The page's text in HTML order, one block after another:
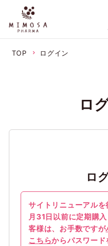
TOP ログイン
ロ
ロ
サイトリニューアル
月31日以前に定期購
客様は、お手数ですが
こちらからパスワード